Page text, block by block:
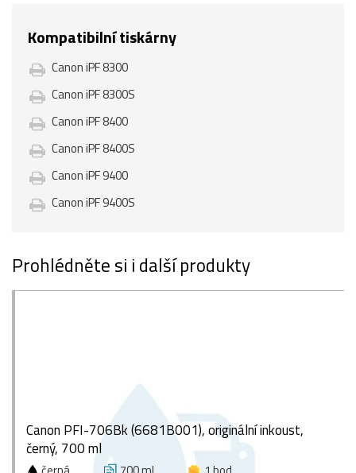
Kompatibilní tiskárny
Canon iPF 8300
Canon iPF 8300S
Canon iPF 8400
Canon iPF 8400S
Canon iPF 9400
Canon iPF 9400S
Prohlédněte si i další produkty
Canon PFI-706Bk (6681B001), originální inkoust,
černý, 700 ml